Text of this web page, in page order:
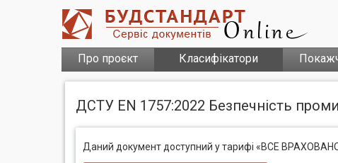
Про проєкт Класифікатори
ДСТУ EN 1757:2022 Безпечність
Даний документ доступний у тарифі «ВСЕ